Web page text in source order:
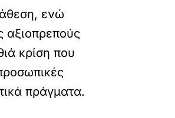
ενώ
αξιοπρεπούς
κρίση που
πράγματα.